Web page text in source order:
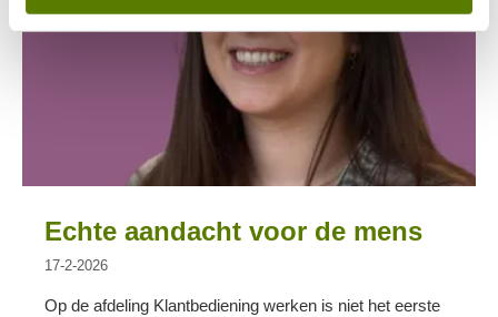
Echte aandacht voor de mens
17-2-2026
Op de afdeling Klantbediening werken is niet het eerste